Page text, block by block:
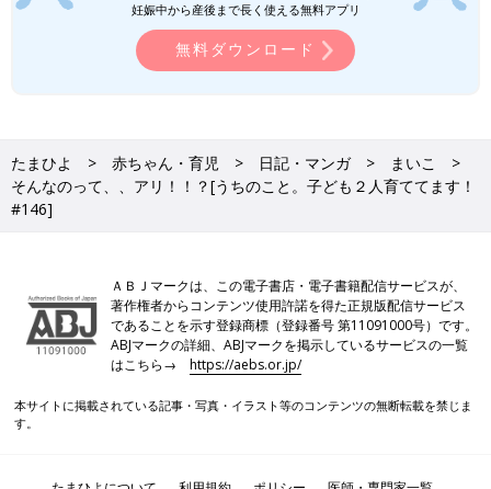
妊娠中から産後まで長く使える無料アプリ
無料ダウンロード
たまひよ 赤ちゃん・育児 日記・マンガ
まいこ
そんなのって、、アリ！！？[うちのこと。子ども２人育ててます！
#146]
ＡＢＪマークは、この電子書店・電子書籍配信サービスが、
著作権者からコンテンツ使用許諾を得た正規版配信サービス
であることを示す登録商標（登録番号 第11091000号）です。
ABJマークの詳細、ABJマークを掲示しているサービスの一覧
はこちら→https://aebs.or.jp/
本サイトに掲載されている記事・写真・イラスト等のコンテンツの無断転載を禁じま
す。